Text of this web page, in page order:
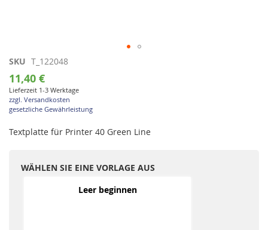
Zum
Anfang
der
Bildgalerie
springen
SKU T_122048
11,40 €
Lieferzeit 1-3 Werktage
zzgl. Versandkosten
gesetzliche Gewährleistung
Textplatte für Printer 40 Green Line
WÄHLEN SIE EINE VORLAGE AUS
Leer beginnen